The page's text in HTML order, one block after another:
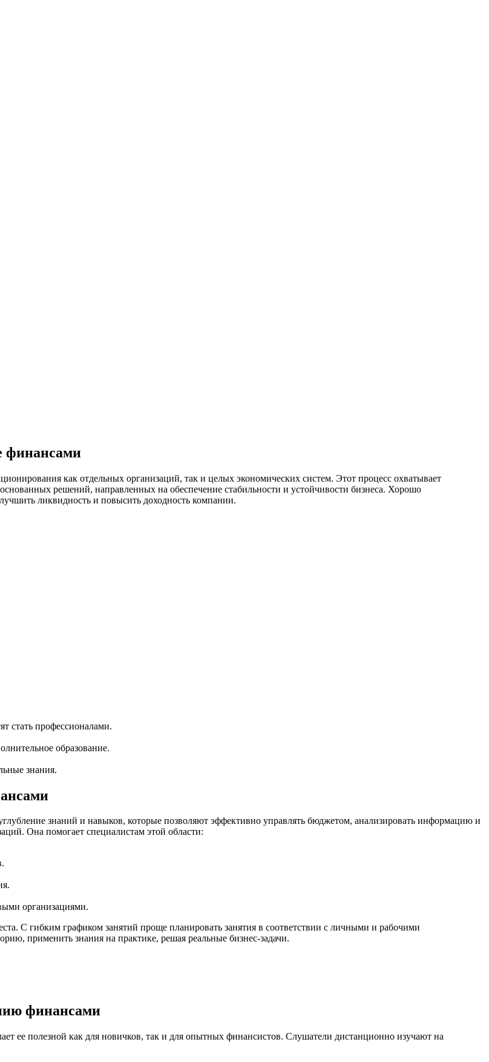
финансами
как отдельных организаций, так и целых экономических систем. Этот процесс охватывает
решений, направленных на обеспечение стабильности и устойчивости бизнеса. Хорошо
ликвидность и повысить доходность компании.
стать профессионалами.
образование.
знания.
знаний и навыков, которые позволяют эффективно управлять бюджетом, анализировать информацию и
Она помогает специалистам этой области:
организациями.
С гибким графиком занятий проще планировать занятия в соответствии с личными и рабочими
применить знания на практике, решая реальные бизнес-задачи.
финансами
ее полезной как для новичков, так и для опытных финансистов. Слушатели дистанционно изучают на